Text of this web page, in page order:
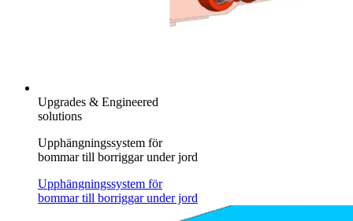
Upgrades & Engineered
solutions
Upphängningssystem för
bommar till borriggar under jord
Upphängningssystem för
bommar till borriggar under jord